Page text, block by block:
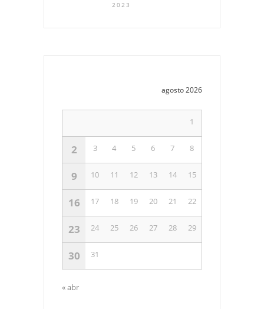
2023
agosto 2026
1
2 3 4 5 6 7 8
9 10 11 12 13 14 15
16 17 18 19 20 21 22
23 24 25 26 27 28 29
30 31
« abr